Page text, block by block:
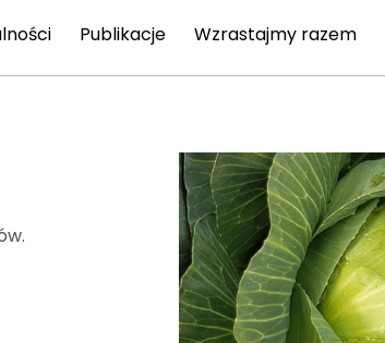
Publikacje Wzrastajmy razem